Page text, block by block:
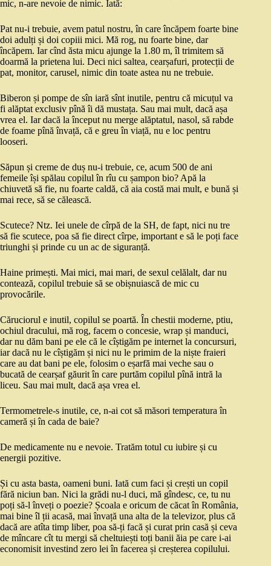
mic, n-are nevoie de nimic. Iată:
Pat nu-i trebuie, avem patul nostru, în care încăpem foarte bine
doi adulți și doi copiii mici. Mă rog, nu foarte bine, dar
încăpem. Iar cînd ăsta micu ajunge la 1.80 m, îl trimitem să
doarmă la prietena lui. Deci nici saltea, cearșafuri, protecții de
pat, monitor, carusel, nimic din toate astea nu ne trebuie.
Biberon și pompe de sîn iară sînt inutile, pentru că micuțul va
fi alăptat exclusiv pînă îi dă mustața. Sau mai mult, dacă așa
vrea el. Iar dacă la început nu merge alăptatul, nasol, să rabde
de foame pînă învață, că e greu în viață, nu e loc pentru
looseri.
Săpun și creme de duș nu-i trebuie, ce, acum 500 de ani
femeile își spălau copilul în rîu cu șampon bio? Apă la
chiuvetă să fie, nu foarte caldă, că aia costă mai mult, e bună și
mai rece, să se călească.
Scutece? Ntz. Iei unele de cîrpă de la SH, de fapt, nici nu tre
să fie scutece, poa să fie direct cîrpe, important e să le poți face
triunghi și prinde cu un ac de siguranță.
Haine primești. Mai mici, mai mari, de sexul celălalt, dar nu
contează, copilul trebuie să se obișnuiască de mic cu
provocările.
Căruciorul e inutil, copilul se poartă. În chestii moderne, ptiu,
ochiul dracului, mă rog, facem o concesie, wrap și manduci,
dar nu dăm bani pe ele că le cîștigăm pe internet la concursuri,
iar dacă nu le cîștigăm și nici nu le primim de la niște fraieri
care au dat bani pe ele, folosim o eșarfă mai veche sau o
bucată de cearșaf găurit în care purtăm copilul pînă intră la
liceu. Sau mai mult, dacă așa vrea el.
Termometrele-s inutile, ce, n-ai cot să măsori temperatura în
cameră și în cada de baie?
De medicamente nu e nevoie. Tratăm totul cu iubire și cu
energii pozitive.
Și cu asta basta, oameni buni. Iată cum faci și crești un copil
fără niciun ban. Nici la grădi nu-l duci, mă gîndesc, ce, tu nu
poți să-l înveți o poezie? Școala e oricum de căcat în România,
mai bine îl ții acasă, mai învață una alta de la televizor, plus că
dacă are atîta timp liber, poa să-ți facă și curat prin casă și ceva
de mîncare cît tu mergi să cheltuiești toți banii ăia pe care i-ai
economisit investind zero lei în facerea și creșterea copilului.